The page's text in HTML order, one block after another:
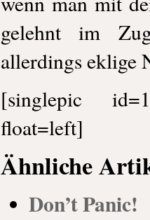
gelehnt im
allerdings eklige
[singlepic
float=left]
Ähnliche
Don’t Panic!